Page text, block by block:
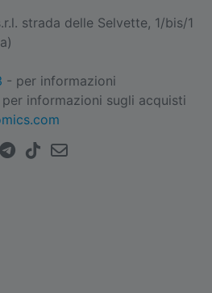
strada delle Selvette, 1/bis/1
- per informazioni
per informazioni sugli acquisti